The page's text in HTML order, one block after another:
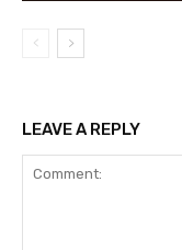
LEAVE A REPLY